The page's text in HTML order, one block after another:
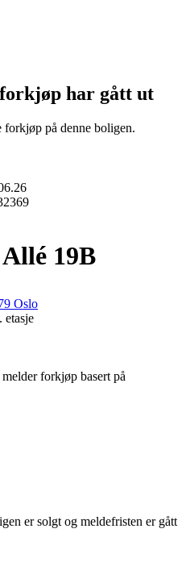
har gått ut
på denne boligen.
19B
Oslo
etasje
forkjøp basert på
er solgt og meldefristen er gått